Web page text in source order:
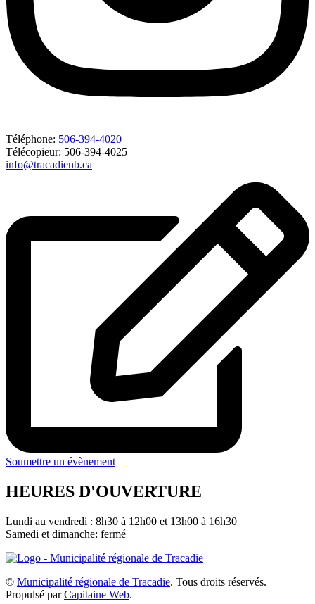
Téléphone: 506-394-4020
Télécopieur: 506-394-4025
info@tracadienb.ca
Soumettre un évènement
HEURES D'OUVERTURE
Lundi au vendredi : 8h30 à 12h00 et 13h00 à 16h30
Samedi et dimanche: fermé
© Municipalité régionale de Tracadie. Tous droits réservés.
Propulsé parCapitaine Web.